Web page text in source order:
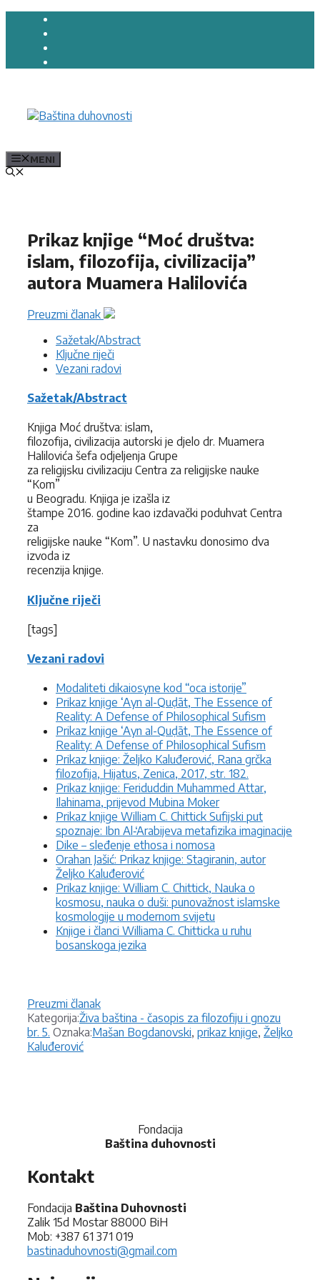
Preskoči
MENI
Prikaz knjige “Moć društva:
islam, filozofija, civilizacija”
autora Muamera Halilovića
Preuzmi članak
Sažetak/Abstract
Ključne riječi
Vezani radovi
Sažetak/Abstract
Knjiga Moć društva: islam,
filozofija, civilizacija autorski je djelo dr. Muamera
Halilovića šefa odjeljenja Grupe
za religijsku civilizaciju Centra za religijske nauke
“Kom”
u Beogradu. Knjiga je izašla iz
štampe 2016. godine kao izdavački poduhvat Centra
za
religijske nauke “Kom”. U nastavku donosimo dva
izvoda iz
recenzija knjige.
Ključne riječi
[tags]
Vezani radovi
Modaliteti dikaiosyne kod “oca istorije”
Prikaz knjige ‘Ayn al-Quḍāt, The Essence of
Reality: A Defense of Philosophical Sufism
Prikaz knjige ‘Ayn al-Quḍāt, The Essence of
Reality: A Defense of Philosophical Sufism
Prikaz knjige: Željko Kaluđerović, Rana grčka
filozofija, Hijatus, Zenica, 2017, str. 182.
Prikaz knjige: Feriduddin Muhammed Attar,
Ilahinama, prijevod Mubina Moker
Prikaz knjige William C. Chittick Sufijski put
spoznaje: Ibn Al-̒Arabijeva metafizika imaginacije
Dike – sleđenje ethosa i nomosa
Orahan Jašić: Prikaz knjige: Stagiranin, autor
Željko Kaluđerović
Prikaz knjige: William C. Chittick, Nauka o
kosmosu, nauka o duši: punovažnost islamske
kosmologije u modernom svijetu
Knjige i članci Williama C. Chitticka u ruhu
bosanskoga jezika
Preuzmi članak
Kategorija:Kategorije
Živa baština - časopis za filozofiju i gnozu
br. 5. Oznaka:Oznake
Mašan Bogdanovski, prikaz knjige, Željko
Kaluđerović
Fondacija
Baština duhovnosti
Kontakt
Fondacija Baština Duhovnosti
Zalik 15d Mostar 88000 BiH
Mob: +387 61 371 019
bastinaduhovnosti@gmail.com